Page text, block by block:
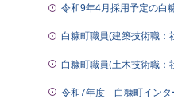
令和9年4月採用予定の白
白糠町職員(建築技術職：
白糠町職員(土木技術職：
令和7年度 白糠町インタ